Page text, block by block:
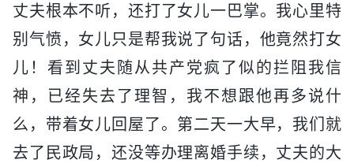
丈夫根本不听，还打了女儿一巴掌。我心里特
别气愤，女儿只是帮我说了句话，他竟然打女
儿！看到丈夫随从共产党疯了似的拦阻我信
神，已经失去了理智，我不想跟他再多说什
么，带着女儿回屋了。第二天一大早，我们就
去了民政局，还没等办理离婚手续，丈夫的大